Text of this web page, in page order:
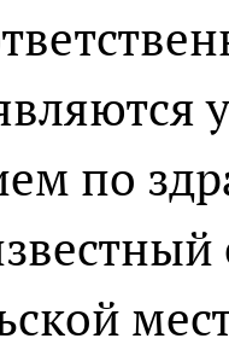
по